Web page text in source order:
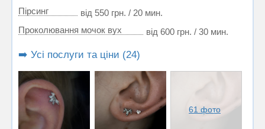
Пірсинг
від 550 грн. / 20 мин.
Проколювання мочок вух
від 600 грн. / 30 мин.
➡️ Усі послуги та ціни (24)
61 фото